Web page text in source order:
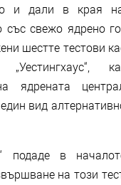
и дали в края на
със свежо ядрено
шестте тестови
ядрената
вид
подаде в
на този